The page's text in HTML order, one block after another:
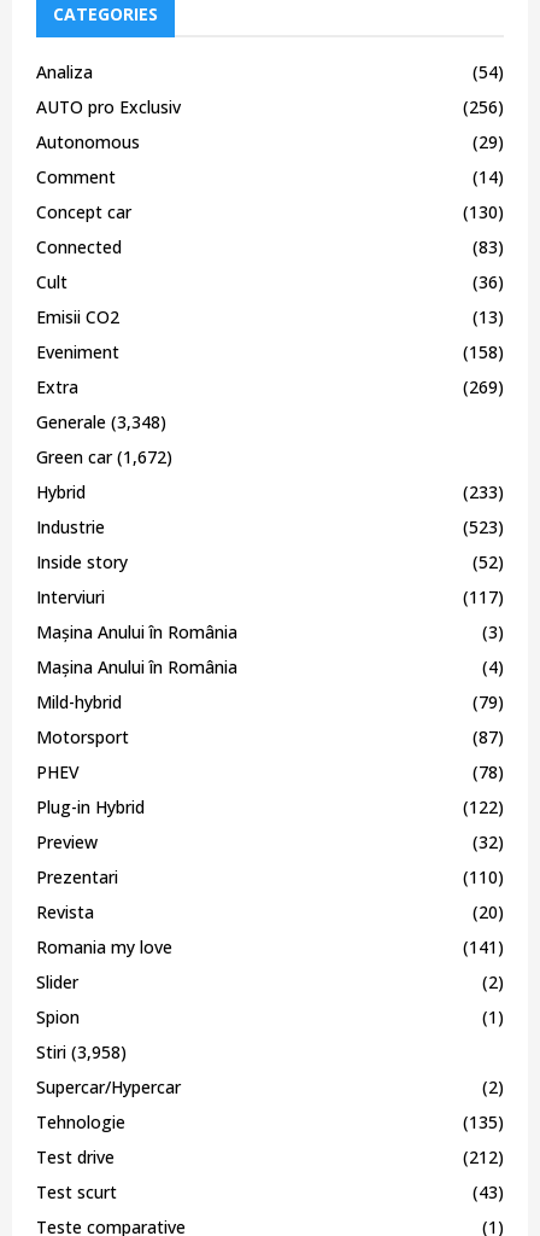
CATEGORIES
Analiza
(54)
AUTO pro Exclusiv
(256)
Autonomous
(29)
Comment
(14)
Concept car
(130)
Connected
(83)
Cult
(36)
Emisii CO2
(13)
Eveniment
(158)
Extra
(269)
Generale (3,348)
Green car(1,672)
Hybrid
(233)
Industrie
(523)
Inside story
(52)
Interviuri
(117)
Mașina Anului în România
(3)
Mașina Anului în România
(4)
Mild-hybrid
(79)
Motorsport
(87)
PHEV
(78)
Plug-in Hybrid
(122)
Preview
(32)
Prezentari
(110)
Revista
(20)
Romania my love
(141)
Slider
(2)
Spion
(1)
Stiri (3,958)
Supercar/Hypercar
(2)
Tehnologie
(135)
Test drive
(212)
Test scurt
(43)
Teste comparative
(1)